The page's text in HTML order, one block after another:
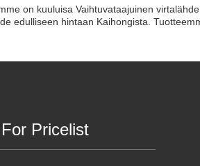
on kuuluisa Vaihtuvataajuinen
edulliseen hintaan Kaihongista.
Pricelist